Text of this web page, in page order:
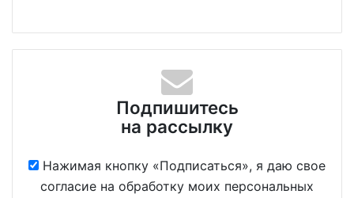
Подпишитесь
на рассылку
Нажимая кнопку «Подписаться», я даю свое
согласие на обработку моих персональных